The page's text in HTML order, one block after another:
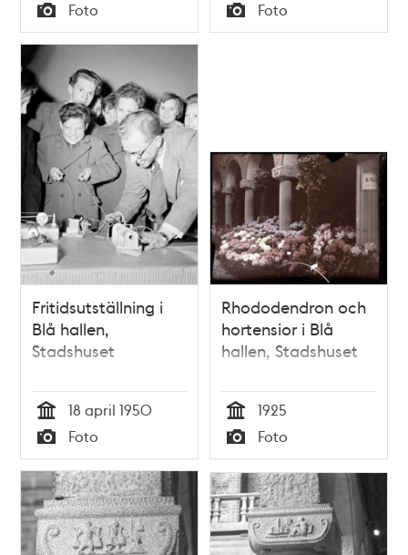
Tid
Typ
Foto Tid
Typ
Foto
Fritidsutställning i
Blå hallen,
Stadshuset
Tid
18 april 1950
Typ
Foto
Rhododendron och
hortensior i Blå
hallen, Stadshuset
Tid
1925
Typ
Foto